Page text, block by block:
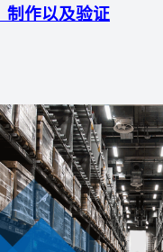
制作以及验证